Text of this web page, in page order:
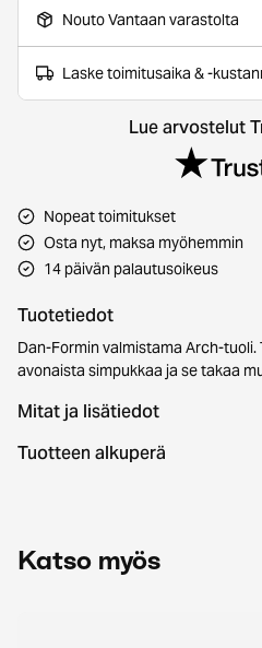
Nouto Vantaan varastolta
Laske toimitusaika & -
Lue arvostelut
Nopeat toimitukset
Osta nyt, maksa myöhemmin
14 päivän palautusoikeus
Tuotetiedot
Dan-Formin valmistama Arch-
avonaista simpukkaa ja se takaa
Mitat ja lisätiedot
Tuotteen alkuperä
Katso myös